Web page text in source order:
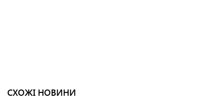
СХОЖІ НОВИНИ